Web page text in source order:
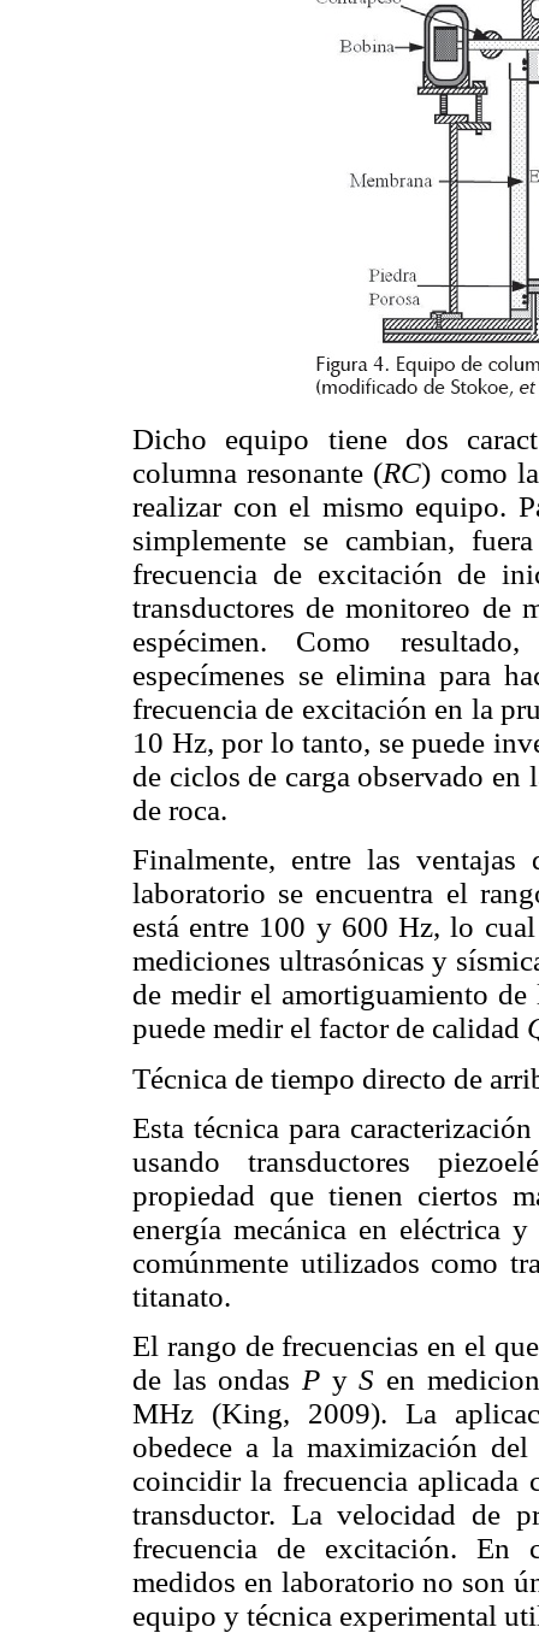
Dicho equipo tiene dos
columna resonante (RC) como
realizar con el mismo equipo.
simplemente se cambian,
frecuencia de excitación de
transductores de monitoreo de
espécimen. Como
especímenes se elimina para
frecuencia de excitación en la
10 Hz, por lo tanto, se puede
de ciclos de carga observado en
de roca.
Finalmente, entre las
laboratorio se encuentra el
está entre 100 y 600 Hz, lo
mediciones ultrasónicas y
de medir el amortiguamiento de
puede medir el factor de calidad
Técnica de tiempo directo de
Esta técnica para
usando transductores
propiedad que tienen ciertos
energía mecánica en eléctrica
comúnmente utilizados como
titanato.
El rango de frecuencias en el
de las ondas PyS en
MHz (King, 2009). La
obedece a la maximización
coincidir la frecuencia aplicada
transductor. La velocidad de
frecuencia de excitación. En
medidos en laboratorio no son
equipo y técnica experimental